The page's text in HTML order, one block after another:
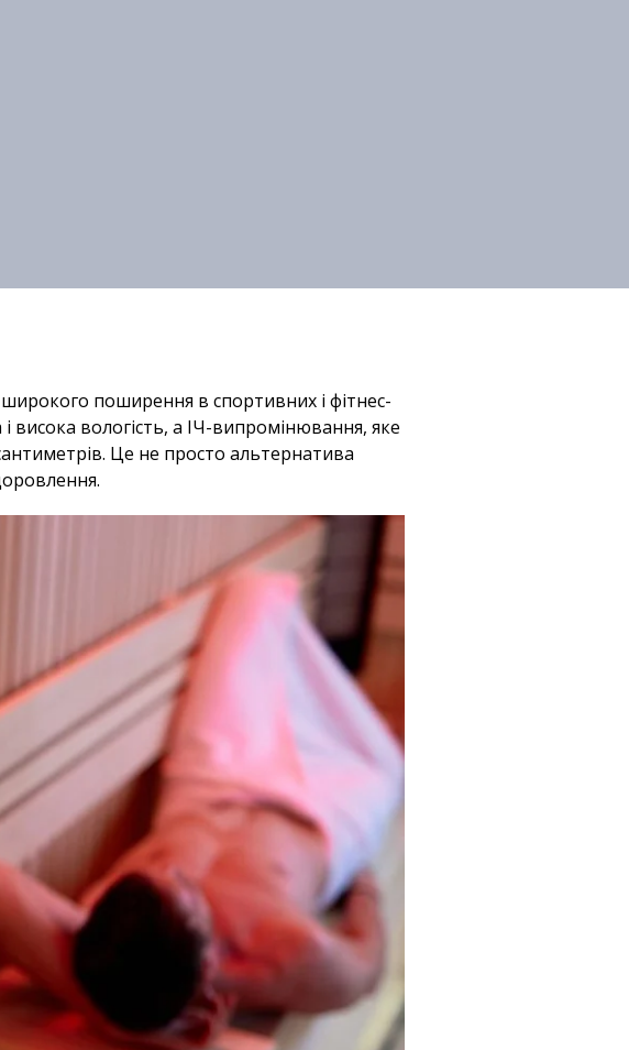
поширення в спортивних і фітнес-
висока вологість, а ІЧ-випромінювання, яке
Це не просто альтернатива